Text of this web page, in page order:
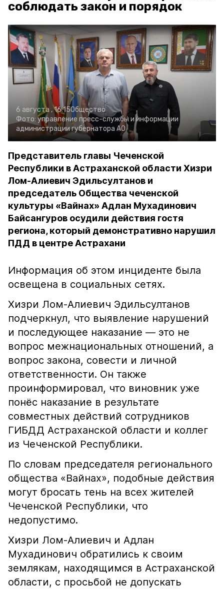
соблюдать закон и порядок
6 августа , 16:15Общество
Фото: управление пресс-службы и информации
администрации губернатора АО
Представитель главы Чеченской
Республики в Астраханской области Хизри
Лом-Алиевич Эдильсултанов и
председатель Общества чеченской
культуры «Вайнах» Адлан Мухадинович
Байсангуров осудили действия гостя
региона, который демонстративно нарушил
ПДД в центре Астрахани
Информация об этом инциденте была
освещена в социальных сетях.
Хизри Лом-Алиевич Эдильсултанов
подчеркнул, что выявление нарушений
и последующее наказание — это не
вопрос межнациональных отношений, а
вопрос закона, совести и личной
ответственности. Он также
проинформировал, что виновник уже
понёс наказание в результате
совместных действий сотрудников
ГИБДД Астраханской области и коллег
из Чеченской Республики.
По словам председателя регионального
общества «Вайнах», подобные действия
могут бросать тень на всех жителей
Чеченской Республики, что
недопустимо.
Хизри Лом-Алиевич и Адлан
Мухадинович обратились к своим
землякам, находящимся в Астраханской
области, с просьбой не допускать